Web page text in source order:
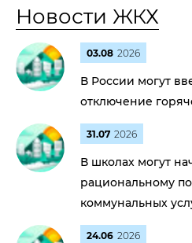
Новости ЖКХ
03.08 2026
В России могут
отключение
31.07 2026
В школах могут
рациональному
коммунальных
24.06 2026